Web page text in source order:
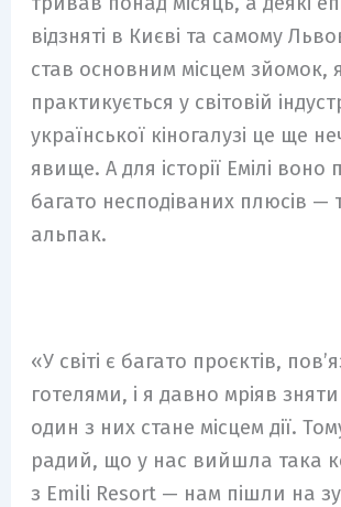
відзняті в Києві та самому
став основним місцем зйомок,
практикується у світовій
української кіногалузі це ще
явище. А для історії Емілі воно
багато несподіваних плюсів —
альпак.
«У світі є багато проєктів,
готелями, і я давно мріяв зняти
один з них стане місцем дії.
радий, що у нас вийшла така
з Emili Resort — нам пішли на